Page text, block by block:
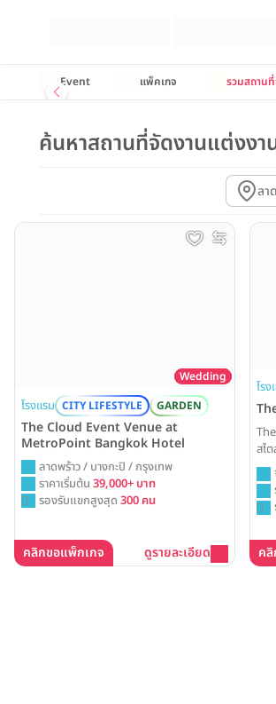
Event แพ็คเกจ รวมสถาน
ค้นหาสถานที่จัดงานแต่งงา
ลา
Wedding
โรงแรม CITY LIFESTYLE GARDEN
The Cloud Event Venue at
MetroPoint Bangkok Hotel
ลาดพร้าว / บางกะปิ / กรุงเทพ
ราคาเริ่มต้น 39,000+ บาท
รองรับแขกสูงสุด 300 คน
คลิกขอแพ็กเกจ ดูรายละเอียด
โรง
สไ
ค